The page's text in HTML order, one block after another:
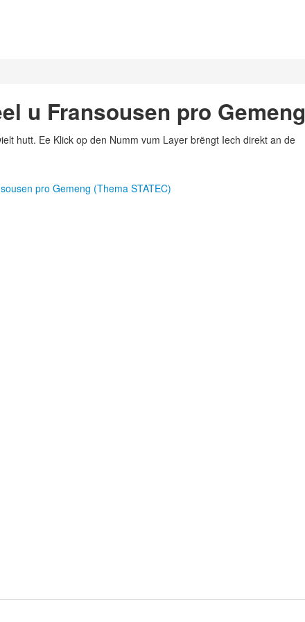
u Fransousen pro Gemeng
hutt. Ee Klick op den Numm vum Layer brëngt Iech direkt an de
pro Gemeng (Thema STATEC)